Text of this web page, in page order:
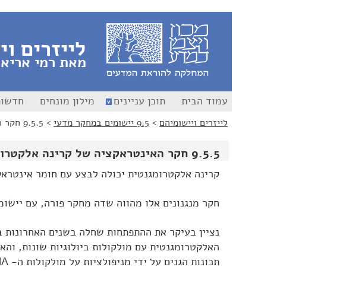
לייזרים
מאת רמי
עמוד הבית תוכן עניינים מילון מונחים
לייזרים ויישומיהם > 9.5 יישומים במחקר מדעי > 9.5.5 חקר האינטראקציה של קרינה אלקטרומגנטית וחומר
9.5.5 חקר האינטראקציה של קרינה אלקטרומגנטית וחומר
קרינה אלקטרומגנטית יכולה לבצע עם חומר
חקר מנגנונים אלו מהווה שדה מחקר פורה, עם
נציין בעיקר את ההתפתחות שחלה בשנים
האלקטרומגנטית עם מולקולות ביולוגיות שונות,
תכונות הגנים על ידי מניפולציות על מולקולות ה- DNA בתוך גרעין התא).